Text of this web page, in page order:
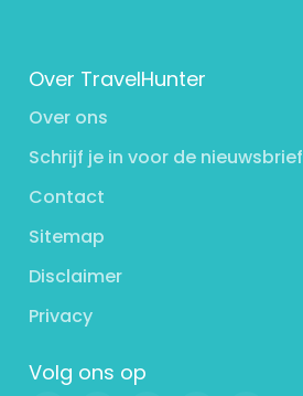
Over TravelHunter
Over ons
Schrijf je in voor de nieuwsbrief
Contact
Sitemap
Disclaimer
Privacy
Volg ons op